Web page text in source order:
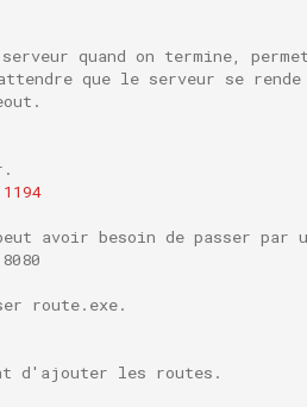
quand on termine,
que le serveur se
1194
avoir besoin de passer
route.exe.
d'ajouter les routes.